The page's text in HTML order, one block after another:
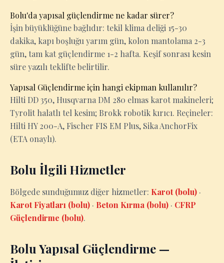
Bolu'da yapısal güçlendirme ne kadar sürer?
İşin büyüklüğüne bağlıdır: tekil klima deliği 15-30
dakika, kapı boşluğu yarım gün, kolon mantolama 2-3
gün, tam kat güçlendirme 1-2 hafta. Keşif sonrası kesin
süre yazılı teklifte belirtilir.
Yapısal Güçlendirme için hangi ekipman kullanılır?
Hilti DD 350, Husqvarna DM 280 elmas karot makineleri;
Tyrolit halatlı tel kesim; Brokk robotik kırıcı. Reçineler:
Hilti HY 200-A, Fischer FIS EM Plus, Sika AnchorFix
(ETA onaylı).
Bolu İlgili Hizmetler
Bölgede sunduğumuz diğer hizmetler: Karot (bolu) ·
Karot Fiyatları (bolu) · Beton Kırma (bolu) · CFRP
Güçlendirme (bolu).
Bolu Yapısal Güçlendirme —